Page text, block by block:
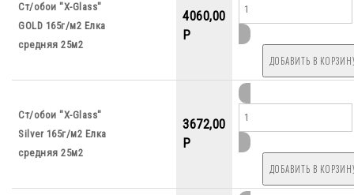
Ст/обои "X-Glass"
GOLD 165г/м2 Елка
средняя 25м2
4060,00
P
Ст/обои "X-Glass"
Silver 165г/м2 Елка
средняя 25м2
3672,00
P